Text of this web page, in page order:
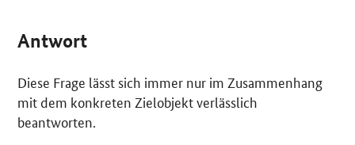
Antwort
Diese Frage lässt sich immer nur im Zusammenhang
mit dem konkreten Zielobjekt verlässlich
beantworten.